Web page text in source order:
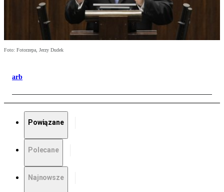
Foto: Fotorzepa, Jerzy Dudek
arb
Powiązane
Polecane
Najnowsze